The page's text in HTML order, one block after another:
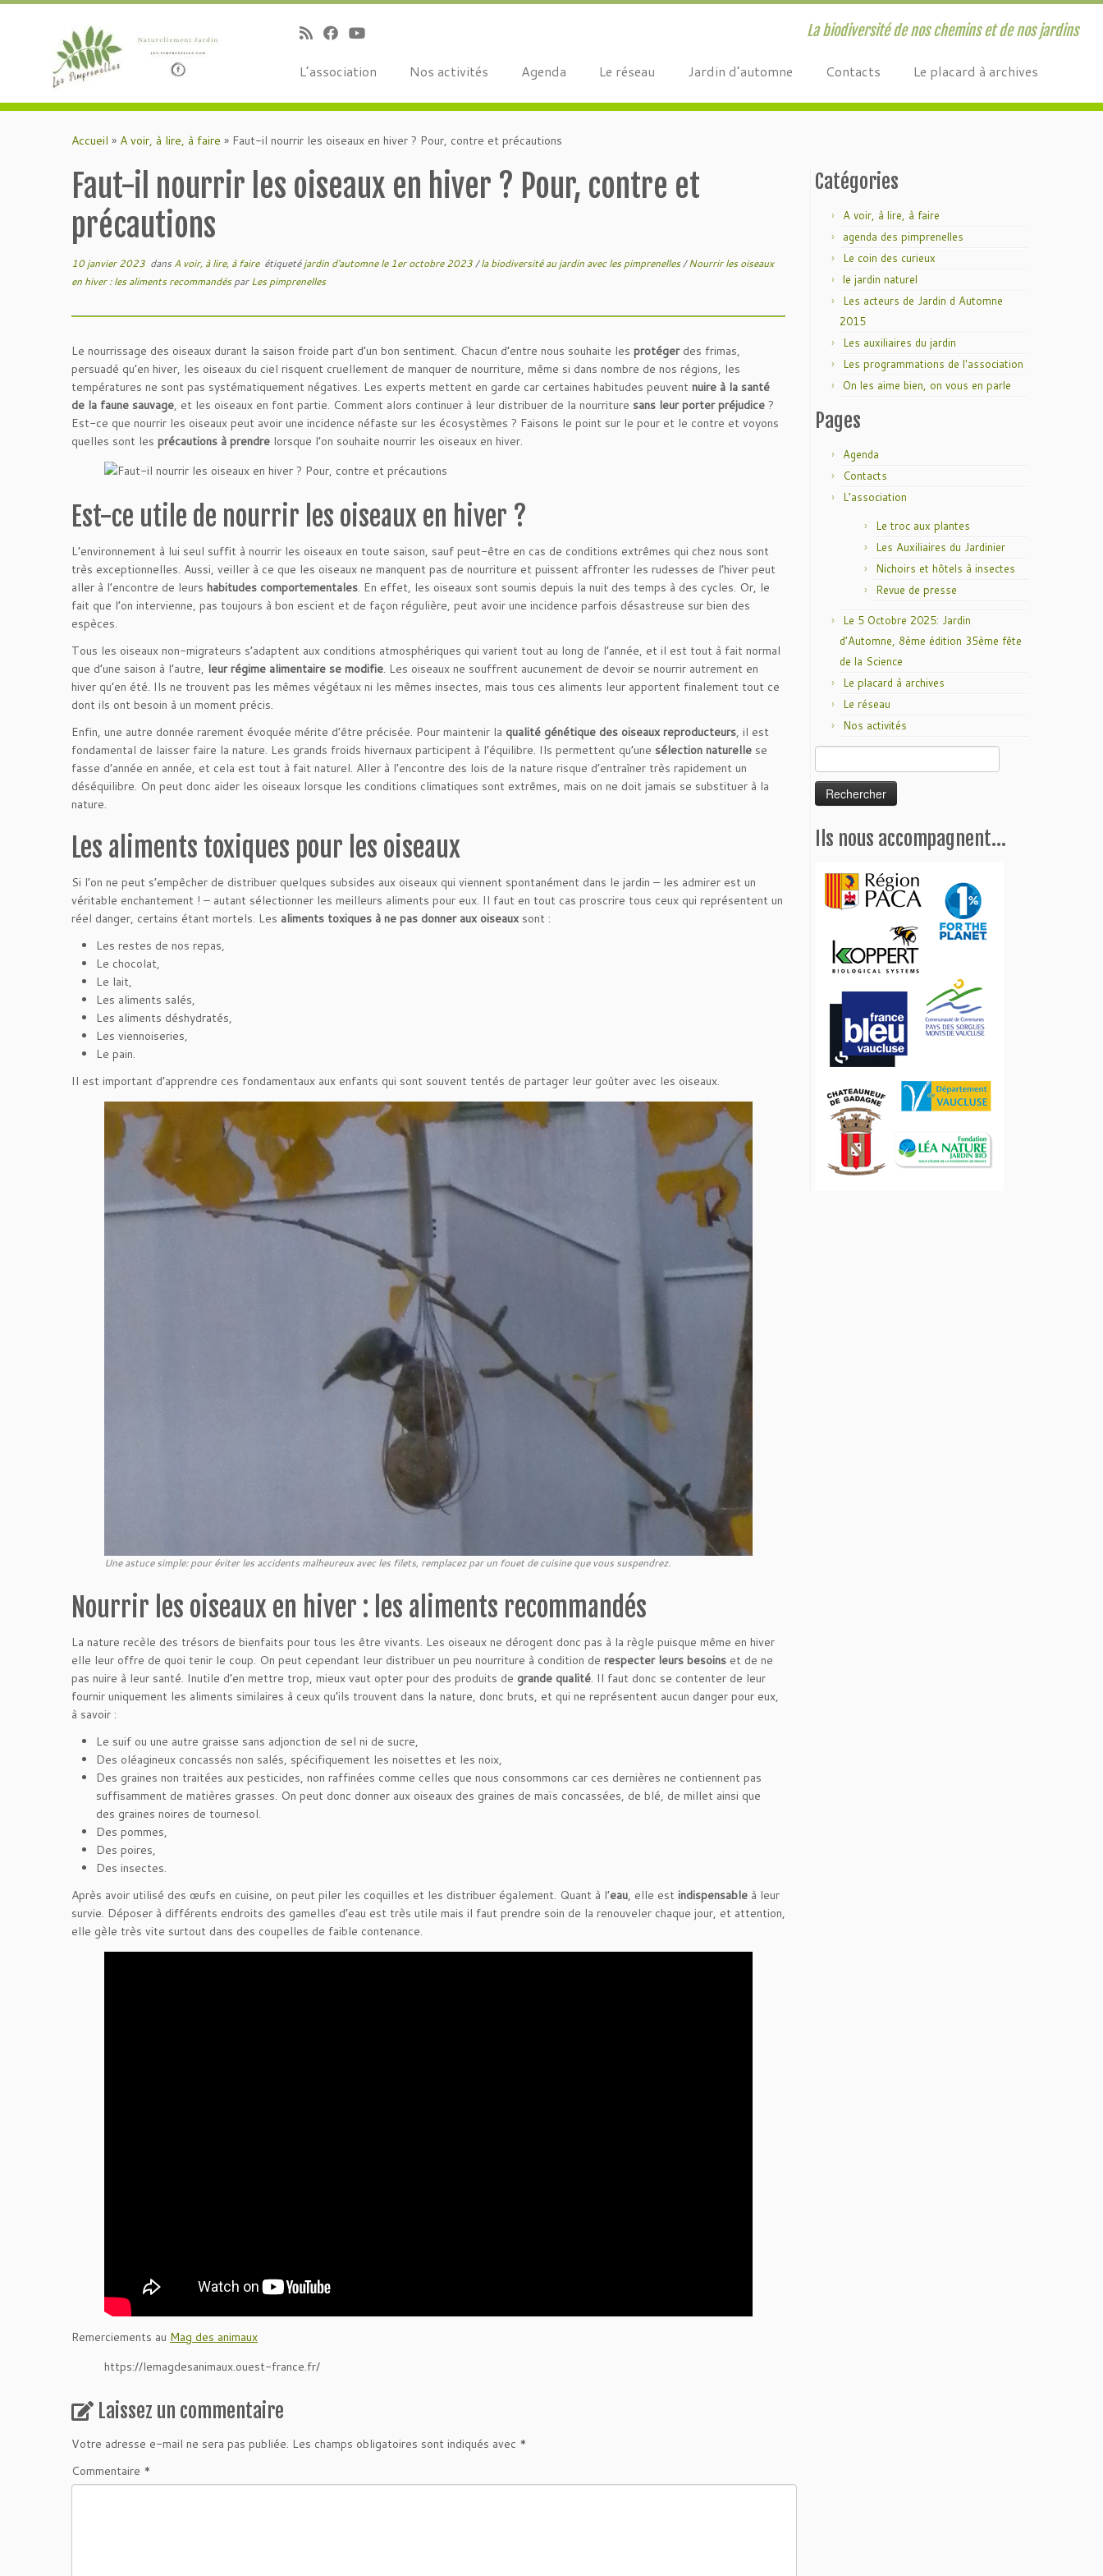
La biodiversité de nos chemins et de nos jardins
L’association Nos activités Agenda Le réseau Jardin d’automne Contacts Le placard à archives
Accueil » A voir, à lire, à faire » Faut-il nourrir les oiseaux en hiver ? Pour, contre et précautions
Faut-il nourrir les oiseaux en hiver ? Pour, contre et
précautions
10 janvier 2023 dans A voir, à lire, à faire étiquetéjardin d'automne le 1er octobre 2023/la biodiversité au jardin avec les pimprenelles/Nourrir les oiseaux
en hiver : les aliments recommandésparLes pimprenelles
Le nourrissage des oiseaux durant la saison froide part d’un bon sentiment. Chacun d’entre nous souhaite les protéger des frimas,
persuadé qu’en hiver, les oiseaux du ciel risquent cruellement de manquer de nourriture, même si dans nombre de nos régions, les
températures ne sont pas systématiquement négatives. Les experts mettent en garde car certaines habitudes peuvent nuire à la santé
de la faune sauvage, et les oiseaux en font partie. Comment alors continuer à leur distribuer de la nourriture sans leur porter préjudice ?
Est-ce que nourrir les oiseaux peut avoir une incidence néfaste sur les écosystèmes ? Faisons le point sur le pour et le contre et voyons
quelles sont les précautions à prendre lorsque l’on souhaite nourrir les oiseaux en hiver.
Est-ce utile de nourrir les oiseaux en hiver ?
L’environnement à lui seul suffit à nourrir les oiseaux en toute saison, sauf peut-être en cas de conditions extrêmes qui chez nous sont
très exceptionnelles. Aussi, veiller à ce que les oiseaux ne manquent pas de nourriture et puissent affronter les rudesses de l’hiver peut
aller à l’encontre de leurs habitudes comportementales. En effet, les oiseaux sont soumis depuis la nuit des temps à des cycles. Or, le
fait que l’on intervienne, pas toujours à bon escient et de façon régulière, peut avoir une incidence parfois désastreuse sur bien des
espèces.
Tous les oiseaux non-migrateurs s’adaptent aux conditions atmosphériques qui varient tout au long de l’année, et il est tout à fait normal
que d’une saison à l’autre, leur régime alimentaire se modifie. Les oiseaux ne souffrent aucunement de devoir se nourrir autrement en
hiver qu’en été. Ils ne trouvent pas les mêmes végétaux ni les mêmes insectes, mais tous ces aliments leur apportent finalement tout ce
dont ils ont besoin à un moment précis.
Enfin, une autre donnée rarement évoquée mérite d’être précisée. Pour maintenir la qualité génétique des oiseaux reproducteurs, il est
fondamental de laisser faire la nature. Les grands froids hivernaux participent à l’équilibre. Ils permettent qu’une sélection naturelle se
fasse d’année en année, et cela est tout à fait naturel. Aller à l’encontre des lois de la nature risque d’entraîner très rapidement un
déséquilibre. On peut donc aider les oiseaux lorsque les conditions climatiques sont extrêmes, mais on ne doit jamais se substituer à la
nature.
Les aliments toxiques pour les oiseaux
Si l’on ne peut s’empêcher de distribuer quelques subsides aux oiseaux qui viennent spontanément dans le jardin – les admirer est un
véritable enchantement ! – autant sélectionner les meilleurs aliments pour eux. Il faut en tout cas proscrire tous ceux qui représentent un
réel danger, certains étant mortels. Les aliments toxiques à ne pas donner aux oiseauxsont :
Les restes de nos repas,
Le chocolat,
Le lait,
Les aliments salés,
Les aliments déshydratés,
Les viennoiseries,
Le pain.
Il est important d’apprendre ces fondamentaux aux enfants qui sont souvent tentés de partager leur goûter avec les oiseaux.
Une astuce simple: pour éviter les accidents malheureux avec les filets, remplacez par un fouet de cuisine que vous suspendrez.
Nourrir les oiseaux en hiver : les aliments recommandés
La nature recèle des trésors de bienfaits pour tous les être vivants. Les oiseaux ne dérogent donc pas à la règle puisque même en hiver
elle leur offre de quoi tenir le coup. On peut cependant leur distribuer un peu nourriture à condition de respecter leurs besoins et de ne
pas nuire à leur santé. Inutile d’en mettre trop, mieux vaut opter pour des produits de grande qualité. Il faut donc se contenter de leur
fournir uniquement les aliments similaires à ceux qu’ils trouvent dans la nature, donc bruts, et qui ne représentent aucun danger pour eux,
à savoir :
Le suif ou une autre graisse sans adjonction de sel ni de sucre,
Des oléagineux concassés non salés, spécifiquement les noisettes et les noix,
Des graines non traitées aux pesticides, non raffinées comme celles que nous consommons car ces dernières ne contiennent pas
suffisamment de matières grasses. On peut donc donner aux oiseaux des graines de maïs concassées, de blé, de millet ainsi que
des graines noires de tournesol.
Des pommes,
Des poires,
Des insectes.
Après avoir utilisé des œufs en cuisine, on peut piler les coquilles et les distribuer également. Quant à l’eau, elle est indispensable à leur
survie. Déposer à différents endroits des gamelles d’eau est très utile mais il faut prendre soin de la renouveler chaque jour, et attention,
elle gèle très vite surtout dans des coupelles de faible contenance.
Remerciements au Mag des animaux
https://lemagdesanimaux.ouest-france.fr/
Laissez un commentaire
Votre adresse e-mail ne sera pas publiée. Les champs obligatoires sont indiqués avec *
Commentaire *
Catégories
A voir, à lire, à faire
agenda des pimprenelles
Le coin des curieux
le jardin naturel
Les acteurs de Jardin d Automne
2015
Les auxiliaires du jardin
Les programmations de l'association
On les aime bien, on vous en parle
Pages
Agenda
Contacts
L’association
Le troc aux plantes
Les Auxiliaires du Jardinier
Nichoirs et hôtels à insectes
Revue de presse
Le 5 Octobre 2025: Jardin
d’Automne, 8ème édition 35ème fête
de la Science
Le placard à archives
Le réseau
Nos activités
Ils nous accompagnent…